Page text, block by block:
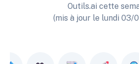
Outils.ai cette
(mis à jour le lundi 03/